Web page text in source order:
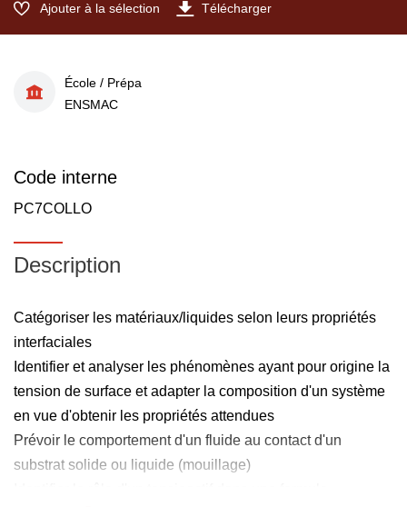
Ajouter à la sélection Télécharger
École / Prépa
ENSMAC
Code interne
PC7COLLO
Description
Catégoriser les matériaux/liquides selon leurs propriétés
interfaciales
Identifier et analyser les phénomènes ayant pour origine la
tension de surface et adapter la composition d'un système
en vue d'obtenir les propriétés attendues
Prévoir le comportement d'un fluide au contact d'un
substrat solide ou liquide (mouillage)